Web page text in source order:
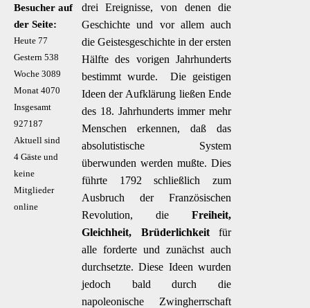
Besucher auf
der Seite:
Heute 77
Gestern 538
Woche 3089
Monat 4070
Insgesamt
927187
Aktuell sind
4 Gäste und
keine
Mitglieder
online
drei Ereignisse, von denen die
Geschichte und vor allem auch
die Geistesgeschichte in der ersten
Hälfte des vorigen Jahrhunderts
bestimmt wurde.  Die geistigen
Ideen der Aufklärung ließen Ende
des 18. Jahrhunderts immer mehr
Menschen erkennen, daß das
absolutistische System
überwunden werden mußte. Dies
führte 1792 schließlich zum
Ausbruch der Französischen
Revolution, die Freiheit,
Gleichheit, Brüderlichkeitfür
alle forderte und zunächst auch
durchsetzte. Diese Ideen wurden
jedoch bald durch die
napoleonische Zwingherrschaft